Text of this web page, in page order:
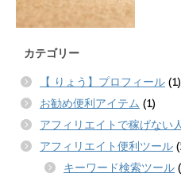
カテゴリー
【 りょう】プロフィール (1)
お勧め便利アイテム (1)
アフィリエイトで稼げない
アフィリエイト便利ツール
キーワード検索ツール